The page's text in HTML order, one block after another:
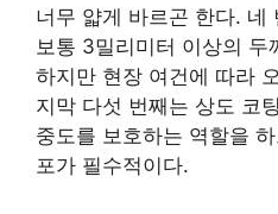
너무 얇게 바르곤 한다. 네
보통 3밀리미터 이상의 두
하지만 현장 여건에 따라
지막 다섯 번째는 상도 코
중도를 보호하는 역할을
포가 필수적이다.